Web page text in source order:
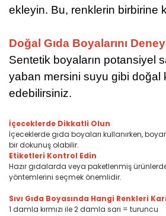
ekleyin. Bu, renklerin birbirine
Doğal Gıda Boyalarını
Sentetik boyaların potansiyel
yaban mersini suyu gibi doğal
edebilirsiniz.
İçeceklerde Dikkatli Olun
İçeceklerde gıda boyaları kullanırken,
bir dokunuş olabilir.
Etiketleri Kontrol Edin
Hazır gıdalarda veya paketlenmiş
yöntemlerini seçmek önemlidir.
Sıvı Gıda Boyasında Hangi Renkleri
1 damla kırmızı ile 2 damla sarı = turuncu